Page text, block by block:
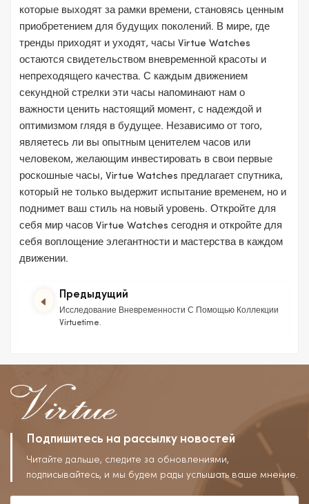
которые выходят за рамки времени, становясь ценным
приобретением для будущих поколений. В мире, где
тренды приходят и уходят, часы Virtue Watches
остаются свидетельством вневременной красоты и
непреходящего качества. С каждым движением
секундной стрелки эти часы напоминают нам о
важности ценить настоящий момент, с надеждой и
оптимизмом глядя в будущее. Независимо от того,
являетесь ли вы опытным ценителем часов или
человеком, желающим инвестировать в свои первые
роскошные часы, Virtue Watches предлагает спутника,
который не только выдержит испытание временем, но и
поднимет ваш стиль на новый уровень. Откройте для
себя мир часов Virtue Watches сегодня и откройте для
себя воплощение элегантности и мастерства в каждом
движении.
Предыдущий
Исследование Вневременности С Помощью Коллекции
Virtuetime.
Подпишитесь на рассылку новостей
Читайте дальше, следите за обновлениями,
подписывайтесь, и мы будем рады услышать ваше мнение.